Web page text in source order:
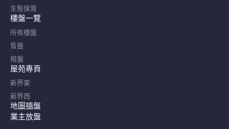
生態保育
樓盤一覽
所有樓盤
售盤
租盤
屋苑專頁
新界東
新界西
地圖搵盤
業主放盤